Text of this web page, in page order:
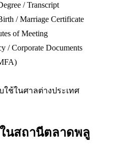
/ Transcript
/ Marriage Certificate
of Meeting
/ Corporate Documents
บใช้ในศาลต่างประเทศ
นสถานีตลาดพลู